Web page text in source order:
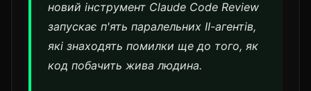
новий інструмент Claude Code Review
запускає п'ять паралельних ІІ-агентів,
які знаходять помилки ще до того, як
код побачить жива людина.